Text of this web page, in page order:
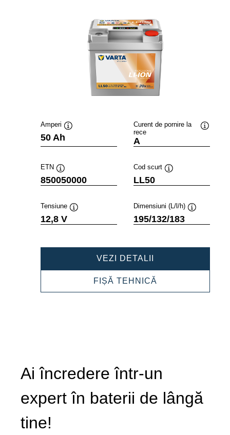
Amperi
50 Ah
Curent de pornire la
rece
A
ETN
Tooltip
850050000
Cod scurt
LL50
Tensiune
12,8 V
Dimensiuni (L/l/h)
195/132/183
VEZI DETALII
ION
850050000
FIȘĂ TEHNICĂ
Ai încredere într-un
expert în baterii de lângă
tine!